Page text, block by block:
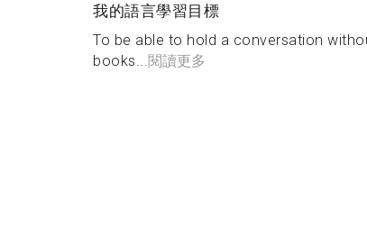
我的語言學習目標
To be able to hold a conversation
books... 閱讀更多